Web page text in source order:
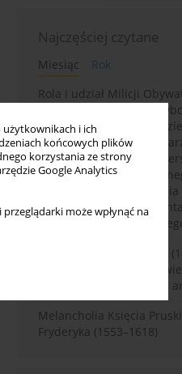
użytkownikach i ich
końcowych plików
korzystania ze strony
Google Analytics
może wpłynąć na
Najczęściej czytane
Miesiąc
Rok
Rola i udział Milicji
kampanii wyborczej i
PRL I kadencji z 26
w świetle wytycznych i
Głównej MO oraz
Bezpieczeństwa
przykładzie
Wyszyńskiego
województwa
Zygmunt Tadeusz Robel
i kariera zawodowa w
osobowych. Rekonesans
Melancholia Księcia
Fryderyka (1553–1618)